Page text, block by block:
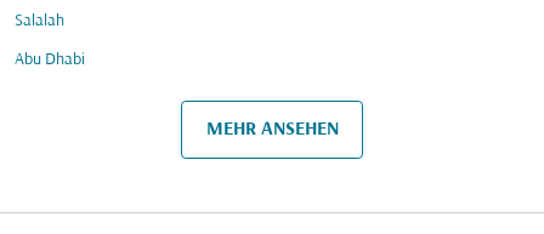
Salalah
Abu Dhabi
MEHR ANSEHEN